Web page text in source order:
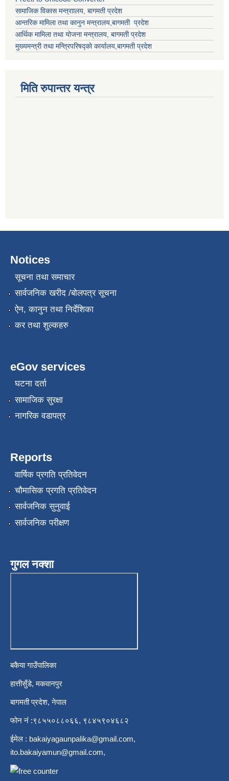
सामाजिक विकास मन्त्राालय, बागमती प्रदेश
आन्तरिक मामिला तथा कानुन मन्त्रालय,बागमती प्रदेश
आर्थिक मामिला तथा योजना मन्त्रालय, बागमती प्रदेश
मुख्यमन्त्री तथा मन्त्रिपरिषद्को कार्यालय,बागमती प्रदेश
मिति रुपान्तर यन्त्र
Notices
सूचना तथा समाचार
सार्वजनिक खरीद /बोलपत्र सूचना
ऐन, कानुन तथा निर्देशिका
कर तथा शुल्कहरु
eGov services
घटना दर्ता
सामाजिक सुरक्षा
नागरिक वडापत्र
Reports
वार्षिक प्रगति प्रतिवेदन
चौमासिक प्रगति प्रतिवेदन
सार्वजनिक सुनुवाई
सार्वजनिक परीक्षण
गुगल नक्शा
बकैया गाउँपालिका
हात्तीसुँडे, मकवानपुर
बागमती प्रदेश, नेपाल
फोन नं :९८५५०८८०६६, ९८४५९०४६८२
ईमेल : bakaiyagaunpalika@gmail.com,
ito.bakaiyamun@gmail.com,